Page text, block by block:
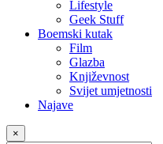
Lifestyle
Geek Stuff
Boemski kutak
Film
Glazba
Književnost
Svijet umjetnosti
Najave
×